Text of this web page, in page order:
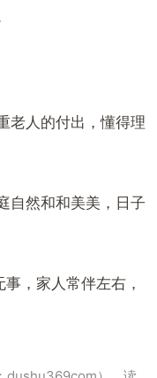
老人的付出，懂得理
自然和和美美，日子
，家人常伴左右，